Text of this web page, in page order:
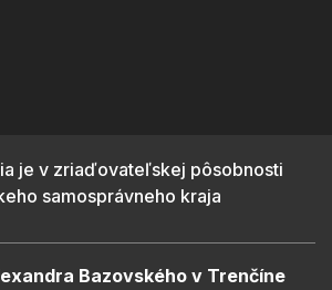
je v zriaďovateľskej pôsobnosti
samosprávneho kraja
Bazovského v Trenčíne